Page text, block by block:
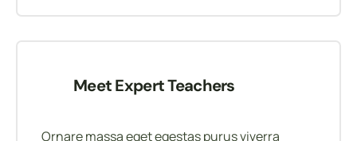
Meet Expert Teachers
Ornare massa eget egestas purus viverra